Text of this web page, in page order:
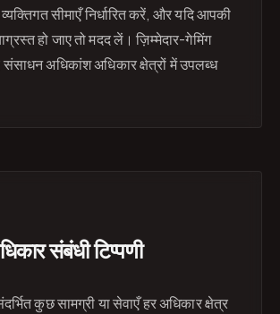
सीमाएँ निर्धारित करें, और यदि आपकी
हो जाए तो मदद लें। ज़िम्मेदार-गेमिंग
अधिकांश अधिकार क्षेत्रों में उपलब्ध
संबंधी टिप्पणी
कुछ सामग्री या सेवाएँ हर अधिकार क्षेत्र